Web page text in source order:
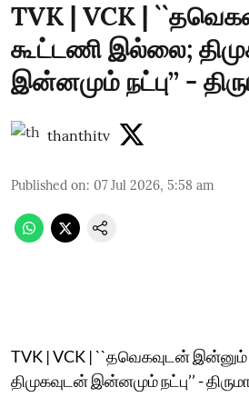
TVK | VCK |
கூட்டணி இல்லை;
இன்னமும் நட்பு’’ -
thanthitv
Published on: 07 Jul 2026, 5:58 am
TVK | VCK | ``தவெகவுடன்
திமுகவுடன் இன்னமும் நட்பு’’ - திருமா